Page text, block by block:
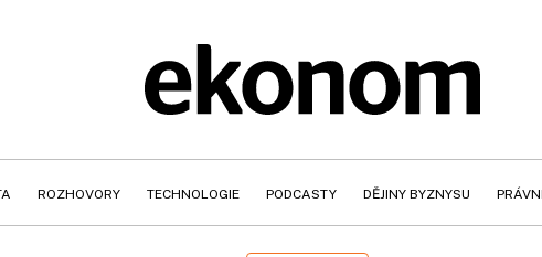
ROZHOVORY TECHNOLOGIE PODCASTY DĚJINY BYZNYSU